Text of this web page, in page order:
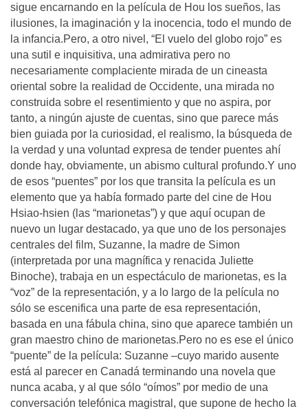
sigue encarnando en la película de Hou los sueños, las
ilusiones, la imaginación y la inocencia, todo el mundo de
la infancia.Pero, a otro nivel, “El vuelo del globo rojo” es
una sutil e inquisitiva, una admirativa pero no
necesariamente complaciente mirada de un cineasta
oriental sobre la realidad de Occidente, una mirada no
construida sobre el resentimiento y que no aspira, por
tanto, a ningún ajuste de cuentas, sino que parece más
bien guiada por la curiosidad, el realismo, la búsqueda de
la verdad y una voluntad expresa de tender puentes ahí
donde hay, obviamente, un abismo cultural profundo.Y uno
de esos “puentes” por los que transita la película es un
elemento que ya había formado parte del cine de Hou
Hsiao-hsien (las “marionetas”) y que aquí ocupan de
nuevo un lugar destacado, ya que uno de los personajes
centrales del film, Suzanne, la madre de Simon
(interpretada por una magnífica y renacida Juliette
Binoche), trabaja en un espectáculo de marionetas, es la
“voz” de la representación, y a lo largo de la película no
sólo se escenifica una parte de esa representación,
basada en una fábula china, sino que aparece también un
gran maestro chino de marionetas.Pero no es ese el único
“puente” de la película: Suzanne –cuyo marido ausente
está al parecer en Canadá terminando una novela que
nunca acaba, y al que sólo “oímos” por medio de una
conversación telefónica magistral, que supone de hecho la